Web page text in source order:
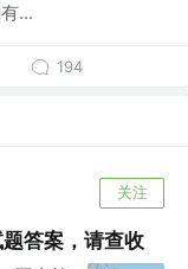
...
194
关注
答案，请查收